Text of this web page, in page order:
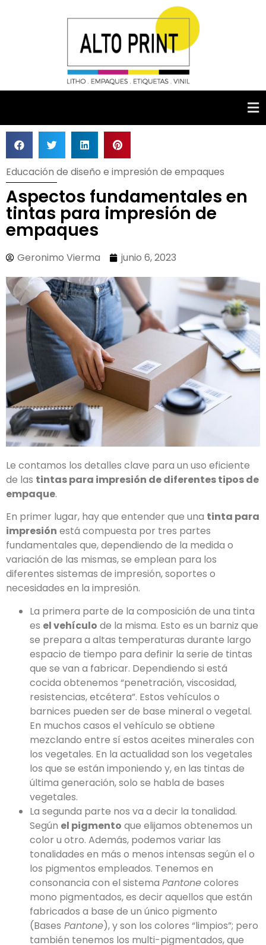
Educación de diseño e impresión de empaques
Aspectos fundamentales en
tintas para impresión de
empaques
Geronimo Vierma junio 6, 2023
Le contamos los detalles clave para un uso eficiente
de las tintas para impresión de diferentes tipos de
empaque.
En primer lugar, hay que entender que una tinta para
impresión está compuesta por tres partes
fundamentales que, dependiendo de la medida o
variación de las mismas, se emplean para los
diferentes sistemas de impresión, soportes o
necesidades en la impresión.
La primera parte de la composición de una tinta
es el vehículo de la misma. Esto es un barniz que
se prepara a altas temperaturas durante largo
espacio de tiempo para definir la serie de tintas
que se van a fabricar. Dependiendo si está
cocida obtenemos “penetración, viscosidad,
resistencias, etcétera”. Estos vehículos o
barnices pueden ser de base mineral o vegetal.
En muchos casos el vehículo se obtiene
mezclando entre sí estos aceites minerales con
los vegetales. En la actualidad son los vegetales
los que se están imponiendo y, en las tintas de
última generación, solo se habla de bases
vegetales.
La segunda parte nos va a decir la tonalidad.
Según el pigmento que elijamos obtenemos un
color u otro. Además, podemos variar las
tonalidades en más o menos intensas según el o
los pigmentos empleados. Tenemos en
consonancia con el sistema Pantonecolores
mono pigmentados, es decir aquellos que están
fabricados a base de un único pigmento
(Bases Pantone), y son los colores “limpios”; pero
también tenemos los multi-pigmentados, que